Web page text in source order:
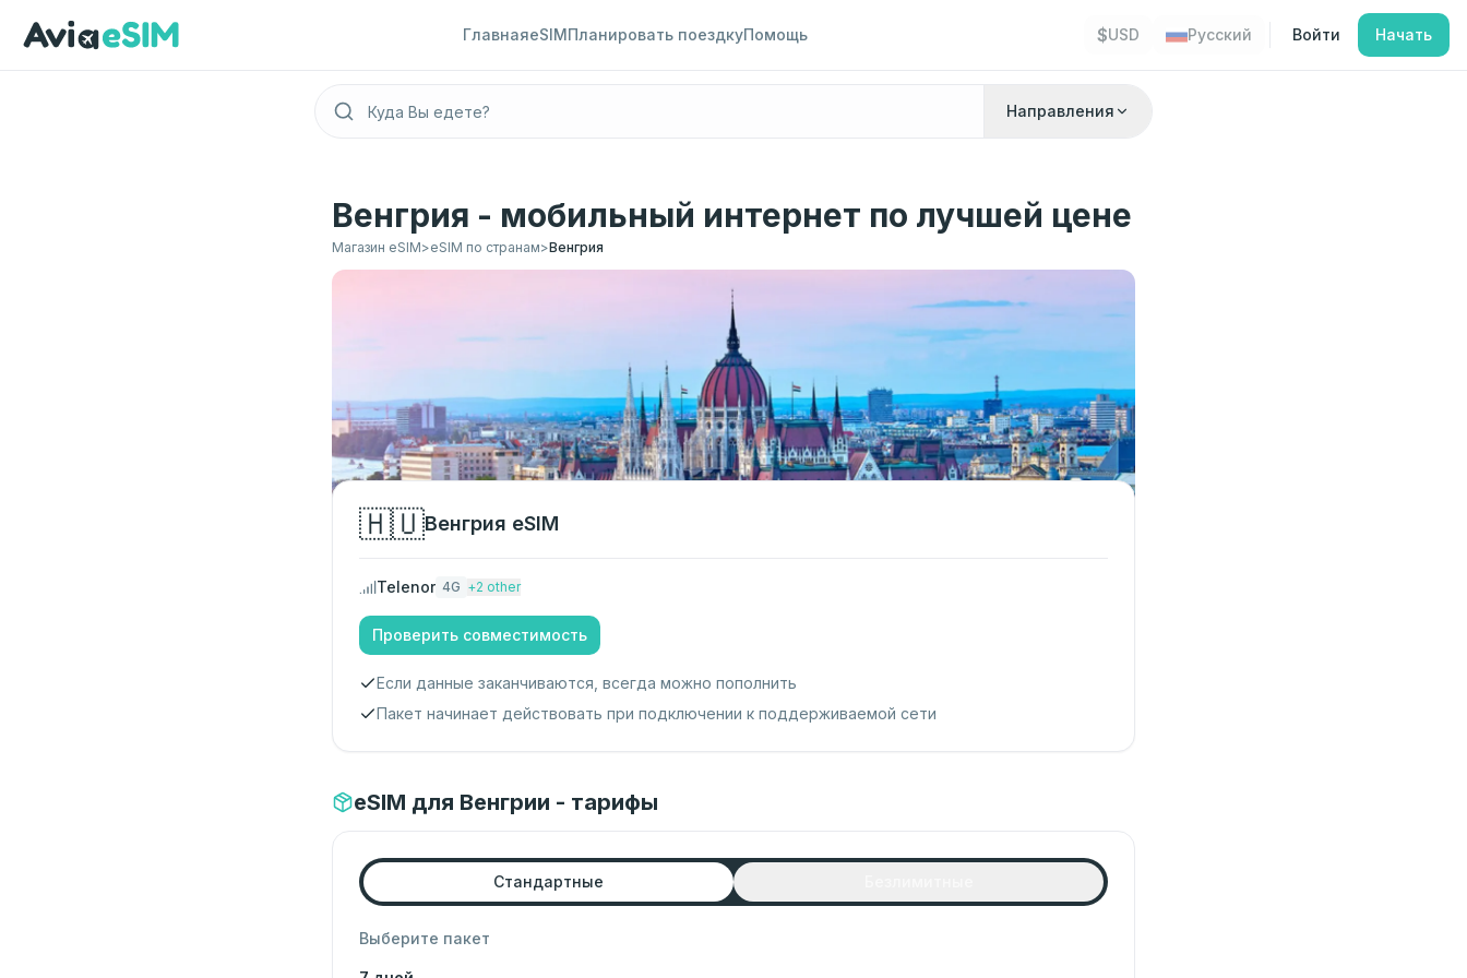
ГлавнаяeSIMПланировать поездкуПомощь $USD Русский Войти Начать
Направления
Венгрия - мобильный интернет по лучшей цене
Магазин eSIM>eSIM по странам>Венгрия
🇭🇺Венгрия eSIM
Telenor 4G +2 other
Проверить совместимость
Если данные заканчиваются, всегда можно пополнить
Пакет начинает действовать при подключении к поддерживаемой сети
eSIM для Венгрии - тарифы
Стандартные
Выберите пакет